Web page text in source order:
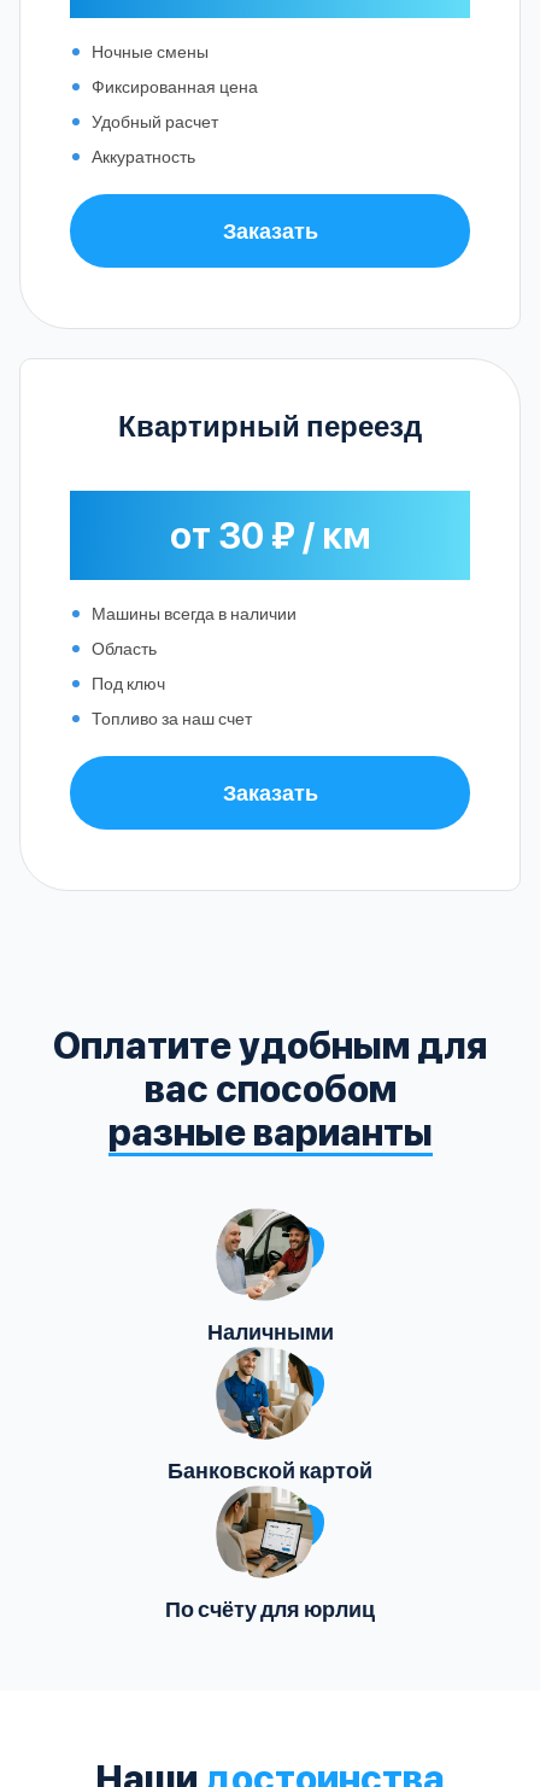
Ночные смены
Фиксированная цена
Удобный расчет
Аккуратность
Заказать
Квартирный переезд
от 30 ₽ / км
Машины всегда в наличии
Область
Под ключ
Топливо за наш счет
Заказать
Оплатите удобным для
вас способом
разные варианты
Наличными
Банковской картой
По счёту для юрлиц
Наши достоинства